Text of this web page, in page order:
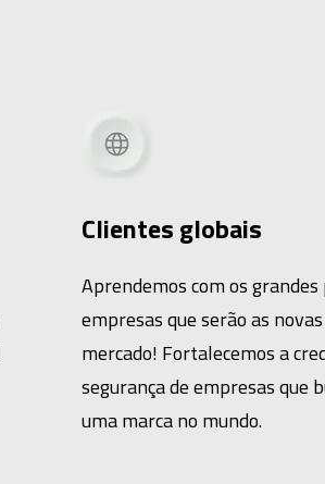
Clientes globais
Aprendemos com os
empresas que serão as
mercado! Fortalecemos a
segurança de empresas que
uma marca no mundo.